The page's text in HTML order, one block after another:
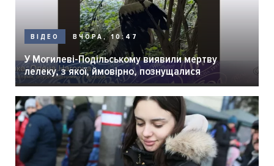
ВІДЕО ВЧОРА, 10:47
У Могилеві-Подільському виявили мертву
лелеку, з якої, ймовірно, познущалися